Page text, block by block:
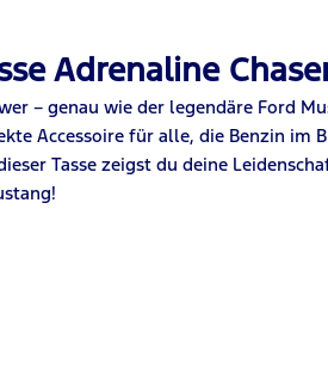
Adrenaline
– genau wie der legendäre Ford
Accessoire für alle, die Benzin im
Tasse zeigst du deine